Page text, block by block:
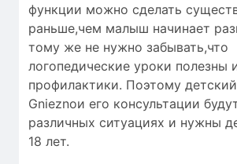
функции можно сделать
раньше,чем малыш начинает
тому же не нужно забывать,что
логопедические уроки полезны
профилактики. Поэтому
Gnieznoи его консультации
различных ситуациях и нужны
18 лет.